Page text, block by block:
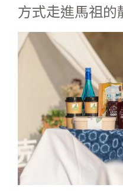
方式走進馬祖的